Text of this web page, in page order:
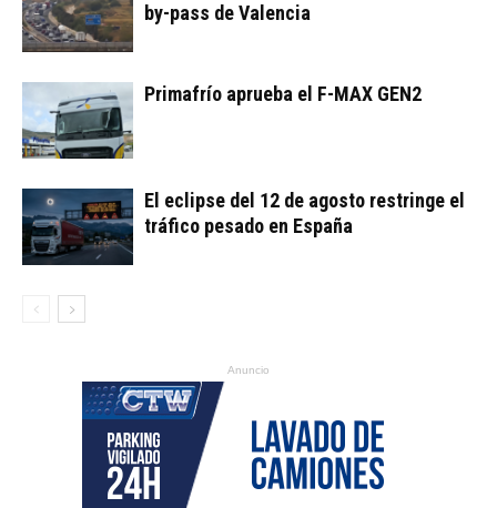
by-pass de Valencia
Primafrío aprueba el F-MAX GEN2
El eclipse del 12 de agosto restringe el
tráfico pesado en España
Anuncio